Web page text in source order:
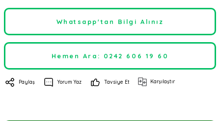
Whatsapp'tan Bilgi Alınız
Hemen Ara: 0242 606 19 60
Paylaş Yorum Yaz Tavsiye Et Karşılaştır